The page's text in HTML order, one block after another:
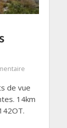
de vue
14km